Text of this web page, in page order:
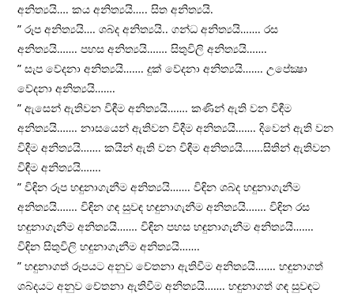
අනිත්‍යයි…. කය අනිත්‍යයි….. සිත අනිත්‍යයි.
” රූප අනිත්‍යයි…. ශබ්ද අනිත්‍යයි.. ගන්ධ අනිත්‍යයි……. රස
අනිත්‍යයි……. පහස අනිත්‍යයි……. සිතුවිලි අනිත්‍යයි…….
” සැප වේදනා අනිත්‍යයි……. දුක් වේදනා අනිත්‍යයි……. උපේක්‍ෂා
වේදනා අනිත්‍යයි…….
” ඇසෙන් ඇතිවන විඳීම අනිත්‍යයි……. කණින් ඇති වන විඳීම
අනිත්‍යයි……. නාසයෙන් ඇතිවන විදීම අනිත්‍යයි……. දිවෙන් ඇති වන
විදීම අනිත්‍යයි……. කයින් ඇති වන විඳීම අනිත්‍යයි…….සිතින් ඇතිවන
විඳීම අනිත්‍යයි…….
” විඳින රූප හඳුනාගැනීම අනිත්‍යයි……. විඳින ශබ්ද හඳුනාගැනීම
අනිත්‍යයි……. විඳින ගඳ සුවඳ හඳුනාගැනීම අනිත්‍යයි……. විඳින රස
හඳුනාගැනීම අනිත්‍යයි……. විඳින පහස හඳුනාගැනීම අනිත්‍යයි…….
විඳින සිතුවිලි හඳුනාගැනීම අනිත්‍යයි…….
” හඳුනාගත් රූපයට අනුව චේතනා ඇතිවීම අනිත්‍යයි……. හඳුනාගත්
ශබ්දයට අනුව චේතනා ඇතිවීම අනිත්‍යයි……. හඳුනාගත් ගඳ සුවඳට